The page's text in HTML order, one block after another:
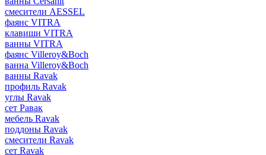
смесители AESSEL
фаянс VITRA
клавиши VITRA
ванны VITRA
фаянс Villeroy&Boch
ванна Villeroy&Boch
ванны Ravak
профиль Ravak
углы Ravak
сет Равак
мебель Ravak
поддоны Ravak
смесители Ravak
сет Ravak